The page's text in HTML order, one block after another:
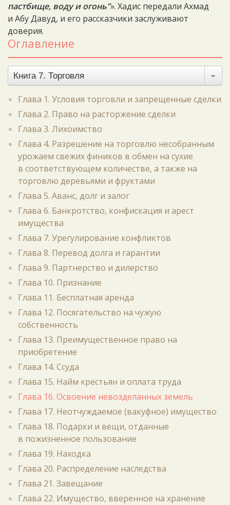
пастбище, воду и огонь”». Хадис передали Ахмад
и Абу Давуд, и его рассказчики заслуживают
доверия.
Оглавление
Книга 7. Торговля
Глава 1. Условия торговли и запрещенные сделки
Глава 2. Право на расторжение сделки
Глава 3. Лихоимство
Глава 4. Разрешение на торговлю несобранным
урожаем свежих фиников в обмен на сухие
в соответствующем количестве, а также на
торговлю деревьями и фруктами
Глава 5. Аванс, долг и залог
Глава 6. Банкротство, конфискация и арест
имущества
Глава 7. Урегулирование конфликтов
Глава 8. Перевод долга и гарантии
Глава 9. Партнерство и дилерство
Глава 10. Признание
Глава 11. Бесплатная аренда
Глава 12. Посягательство на чужую
собственность
Глава 13. Преимущественное право на
приобретение
Глава 14. Ссуда
Глава 15. Найм крестьян и оплата труда
Глава 16. Освоение невозделанных земель
Глава 17. Неотчуждаемое (вакуфное) имущество
Глава 18. Подарки и вещи, отданные
в пожизненное пользование
Глава 19. Находка
Глава 20. Распределение наследства
Глава 21. Завещание
Глава 22. Имущество, вверенное на хранение